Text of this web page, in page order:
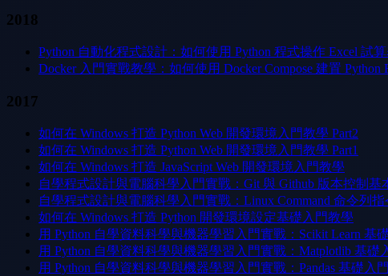
2018
Python 自動化程式設計：如何使用 Python 程式操作 Excel 試
Docker 入門實戰教學：如何使用 Docker Compose 建置 Python
2017
如何在 Windows 打造 Python Web 開發環境入門教學 Part2
如何在 Windows 打造 Python Web 開發環境入門教學 Part1
如何在 Windows 打造 JavaScript Web 開發環境入門教學
自學程式設計與電腦科學入門實戰：Git 與 Github 版本控制基
自學程式設計與電腦科學入門實戰：Linux Command 命令列
如何在 Windows 打造 Python 開發環境設定基礎入門教學
用 Python 自學資料科學與機器學習入門實戰：Scikit Learn 基
用 Python 自學資料科學與機器學習入門實戰：Matplotlib 基礎
用 Python 自學資料科學與機器學習入門實戰：Pandas 基礎入門